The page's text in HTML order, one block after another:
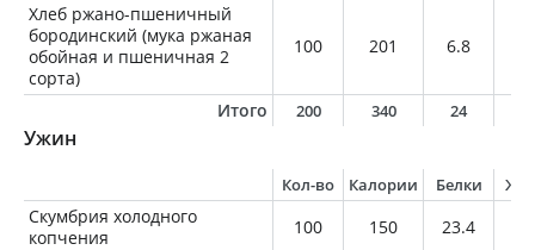
Хлеб ржано-пшеничный
бородинский (мука ржаная
обойная и пшеничная 2
сорта)
100 201 6.8
Итого 200 340 24
Ужин
Кол-во Калории Белки
Скумбрия холодного
копчения
100 150 23.4